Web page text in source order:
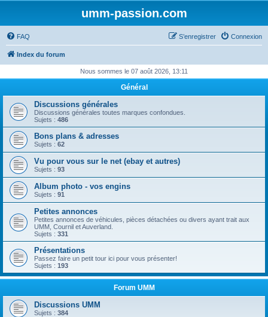
umm-passion.com
FAQ Connexion
S’enregistrer
Index du forum
Nous sommes le 07 août 2026, 13:11
Général
Discussions générales
Discussions générales toutes marques confondues.
Sujets : 486
Bons plans & adresses
Sujets : 62
Vu pour vous sur le net (ebay et autres)
Sujets : 93
Album photo - vos engins
Sujets : 91
Petites annonces
Petites annonces de véhicules, pièces détachées ou divers ayant trait aux
UMM, Cournil et Auverland.
Sujets : 331
Présentations
Passez faire un petit tour ici pour vous présenter!
Sujets : 193
Forum UMM
Discussions UMM
Sujets : 384